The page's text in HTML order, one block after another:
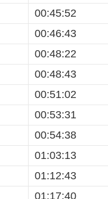
00:45:52
00:46:43
00:48:22
00:48:43
00:51:02
00:53:31
00:54:38
01:03:13
01:12:43
01:17:40